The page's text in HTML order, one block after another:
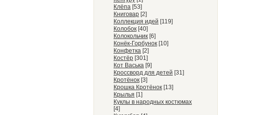
Клёпа [53]
Книговар [2]
Коллекция идей [119]
Колобок [40]
Колокольчик [6]
Конёк-Горбунок [10]
Конфетка [2]
Костёр [301]
Кот Васька [9]
Кроссворд для детей [31]
Кротёнок [3]
Крошка Кротёнок [13]
Крылья [1]
Куклы в народных костюмах
[4]